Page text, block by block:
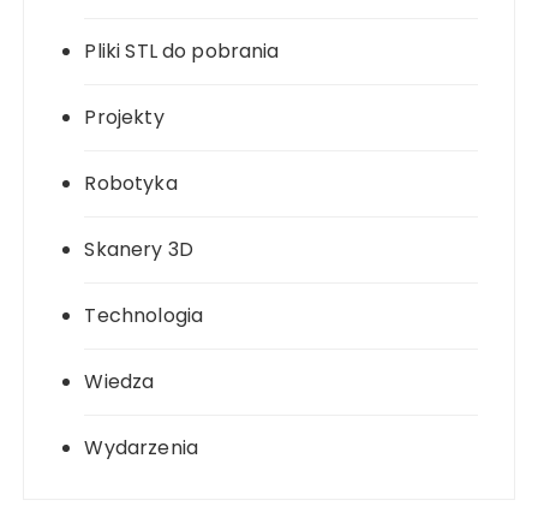
Pliki STL do pobrania
Projekty
Robotyka
Skanery 3D
Technologia
Wiedza
Wydarzenia